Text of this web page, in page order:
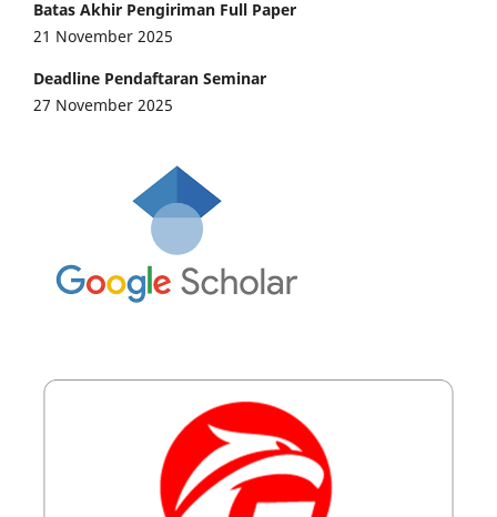
Batas Akhir Pengiriman Full Paper
21 November 2025
Deadline Pendaftaran Seminar
27 November 2025